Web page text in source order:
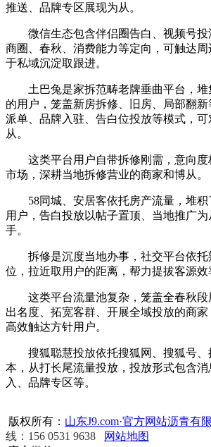
推送、品牌专区展现为从。
微信生态包含伴侣圈告白、视频号投
商圈、春秋、消费能力等定向，可触达
于私域沉淀取跟进。
土巴兔是家拆范畴老牌垂曲平台，堆
的用户，笼盖新房拆修、旧房、局部翻
派单、品牌入驻、告白位投放等模式，
从。
这类平台用户自带拆修刚需，意向度
市场，深耕当地拆修营业的商家和博从。
58同城、安居客依托房产流量，堆积
用户，告白投放以帖子置顶、当地推广
手。
拆修是沉度当地办事，社交平台依托
位，拉近取用户的距离，帮力提拔客源效
这类平台流量池复杂，笼盖全春秋段
出名度、拓宽客群、开展全域投放的商
高效触达方针用户。
搜狐聪慧投放依托搜狐网、搜狐号、
本，从打长尾流量投放，投放形式包含
入、品牌专区等。
版权所有： 山东J9.com·官方网站沥青有
线：156 0531 9638
网站地图